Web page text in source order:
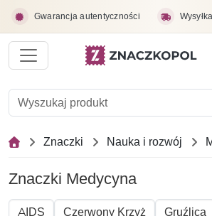
Gwarancja autentyczności
Znaczki Nauka i rozwój
Znaczki Medycyna
AIDS Czerwony Krzyż Gruźlica